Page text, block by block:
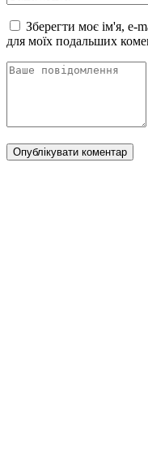
Зберегти моє ім'я, e-
для моїх подальших
Опублікувати коментар